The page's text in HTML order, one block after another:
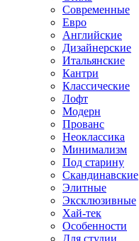
Современные
Евро
Английские
Дизайнерские
Итальянские
Кантри
Классические
Лофт
Модерн
Прованс
Неоклассика
Минимализм
Под старину
Скандинавские
Элитные
Эксклюзивные
Хай-тек
Особенности
Для студии